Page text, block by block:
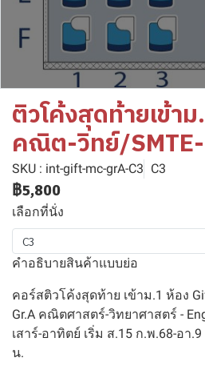
ติวโค้งสุดท้ายเข้า
คณิต-วิทย์/
SKU : int-gift-mc-grA-C3 C3
฿5,800
เลือกที่นั่ง
C3
คำอธิบายสินค้าแบบย่อ
คอร์สติวโค้งสุดท้าย เข้าม.1 ห้อง
Gr.A คณิตศาสตร์-วิทยาศาสตร์ -
เสาร์-อาทิตย์ เริ่ม ส.15 ก.พ.68-อา
น.